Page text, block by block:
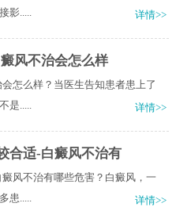
影.....
详情>>
风不治会怎么样
怎么样？当医生告知患者患上了
是.....
详情>>
合适-白癜风不治有
风不治有哪些危害？白癜风，一
患.....
详情>>